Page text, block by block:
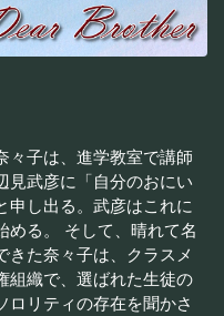
々子は、進学教室で講師
見武彦に「自分のおにい
申し出る。武彦はこれに
める。 そして、晴れて名
きた奈々子は、クラスメ
組織で、選ばれた生徒の
ロリティの存在を聞かさ